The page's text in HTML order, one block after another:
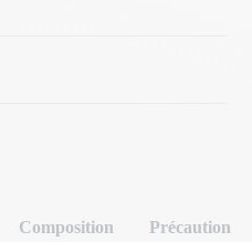
Composition Précaution